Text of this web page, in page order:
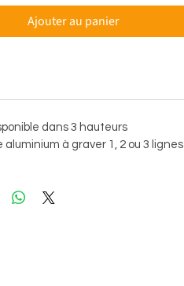
Ajouter au panier
dans 3 hauteurs
à graver 1, 2 ou 3 lignes